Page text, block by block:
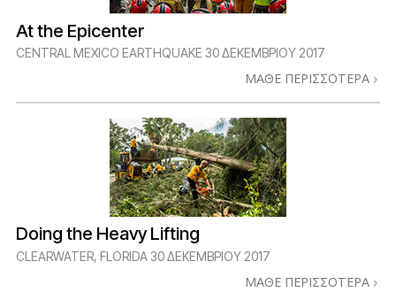
At the Epicenter
CENTRAL MEXICO EARTHQUAKE 30 ΔΕΚΕΜΒΡΙΟΥ 2017
ΜΑΘΕ ΠΕΡΙΣΣΟΤΕΡΑ
Doing the Heavy Lifting
CLEARWATER, FLORIDA30 ΔΕΚΕΜΒΡΙΟΥ 2017
ΜΑΘΕ ΠΕΡΙΣΣΟΤΕΡΑ